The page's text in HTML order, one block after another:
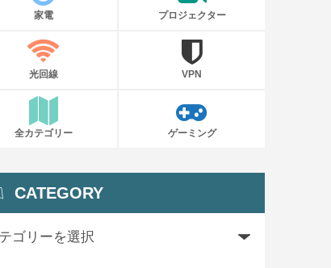
家電 プロジェクター
光回線 VPN
全カテゴリー ゲーミング
CATEGORY